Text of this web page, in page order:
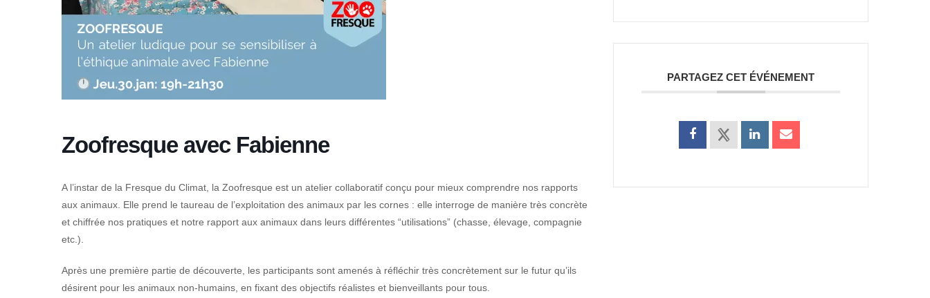
Zoofresque avec Fabienne
A l’instar de la Fresque du Climat, la Zoofresque est un atelier collaboratif conçu pour mieux comprendre nos rapports
aux animaux. Elle prend le taureau de l’exploitation des animaux par les cornes : elle interroge de manière très concrète
et chiffrée nos pratiques et notre rapport aux animaux dans leurs différentes “utilisations” (chasse, élevage, compagnie
etc.).
Après une première partie de découverte, les participants sont amenés à réfléchir très concrètement sur le futur qu’ils
désirent pour les animaux non-humains, en fixant des objectifs réalistes et bienveillants pour tous.
PARTAGEZ CET ÉVÉNEMENT